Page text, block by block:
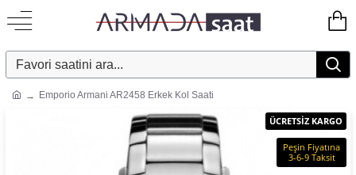
Emporio Armani AR2458 Erkek Kol Saati
ÜCRETSİZ KARGO
Peşin Fiyatına
3-6-9 Taksit